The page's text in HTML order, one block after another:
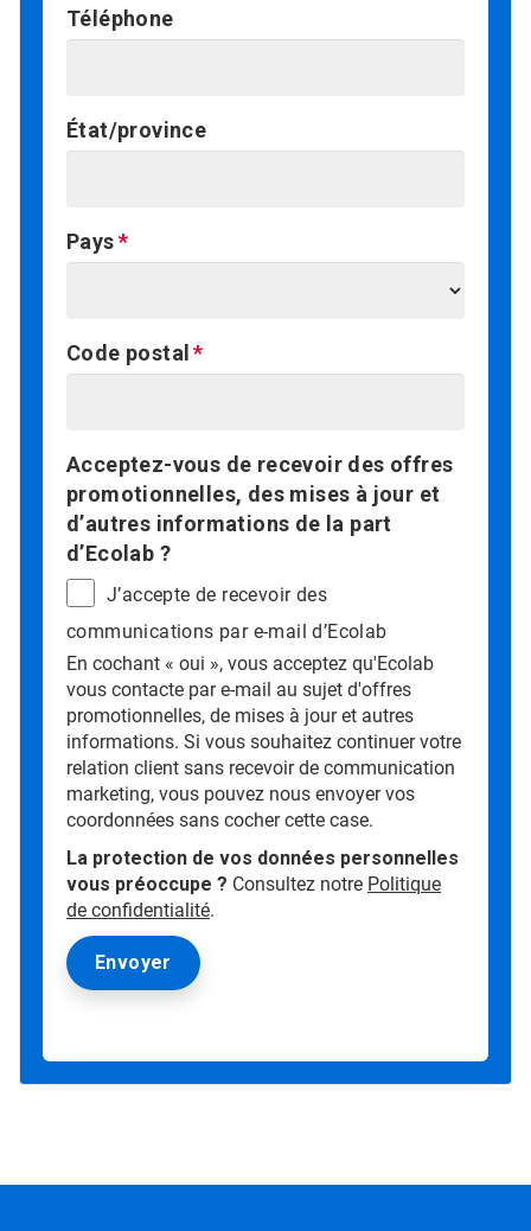
Téléphone
État/province
Pays
Code postal
Acceptez-vous de recevoir des offres
promotionnelles, des mises à jour et
d’autres informations de la part
d’Ecolab ?
J’accepte de recevoir des
communications par e-mail d’Ecolab
En cochant « oui », vous acceptez qu'Ecolab
vous contacte par e-mail au sujet d'offres
promotionnelles, de mises à jour et autres
informations. Si vous souhaitez continuer votre
relation client sans recevoir de communication
marketing, vous pouvez nous envoyer vos
coordonnées sans cocher cette case.
La protection de vos données personnelles
vous préoccupe ? Consultez notre Politique
de confidentialité.